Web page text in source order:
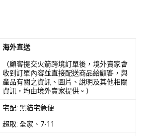
海外直送
（顧客提交火箭跨境訂單後，境外賣家會
收到訂單內容並直接配送商品給顧客，與
產品有關之資訊、圖片、說明及其他相關
資訊，均由境外賣家提供。）
宅配: 黑貓宅急便
超取: 全家、7-11